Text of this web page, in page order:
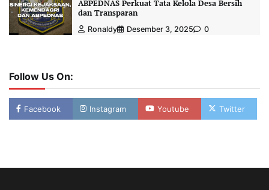
ABPEDNAS Perkuat Tata Kelola Desa Bersih
dan Transparan
Ronaldy Desember 3, 2025 0
Follow Us On:
Facebook Instagram Youtube Twitter